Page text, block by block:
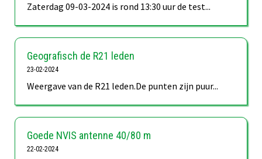
Zaterdag 09-03-2024 is rond 13:30 uur de test...
Geografisch de R21 leden
23-02-2024
Weergave van de R21 leden.De punten zijn puur...
Goede NVIS antenne 40/80 m
22-02-2024